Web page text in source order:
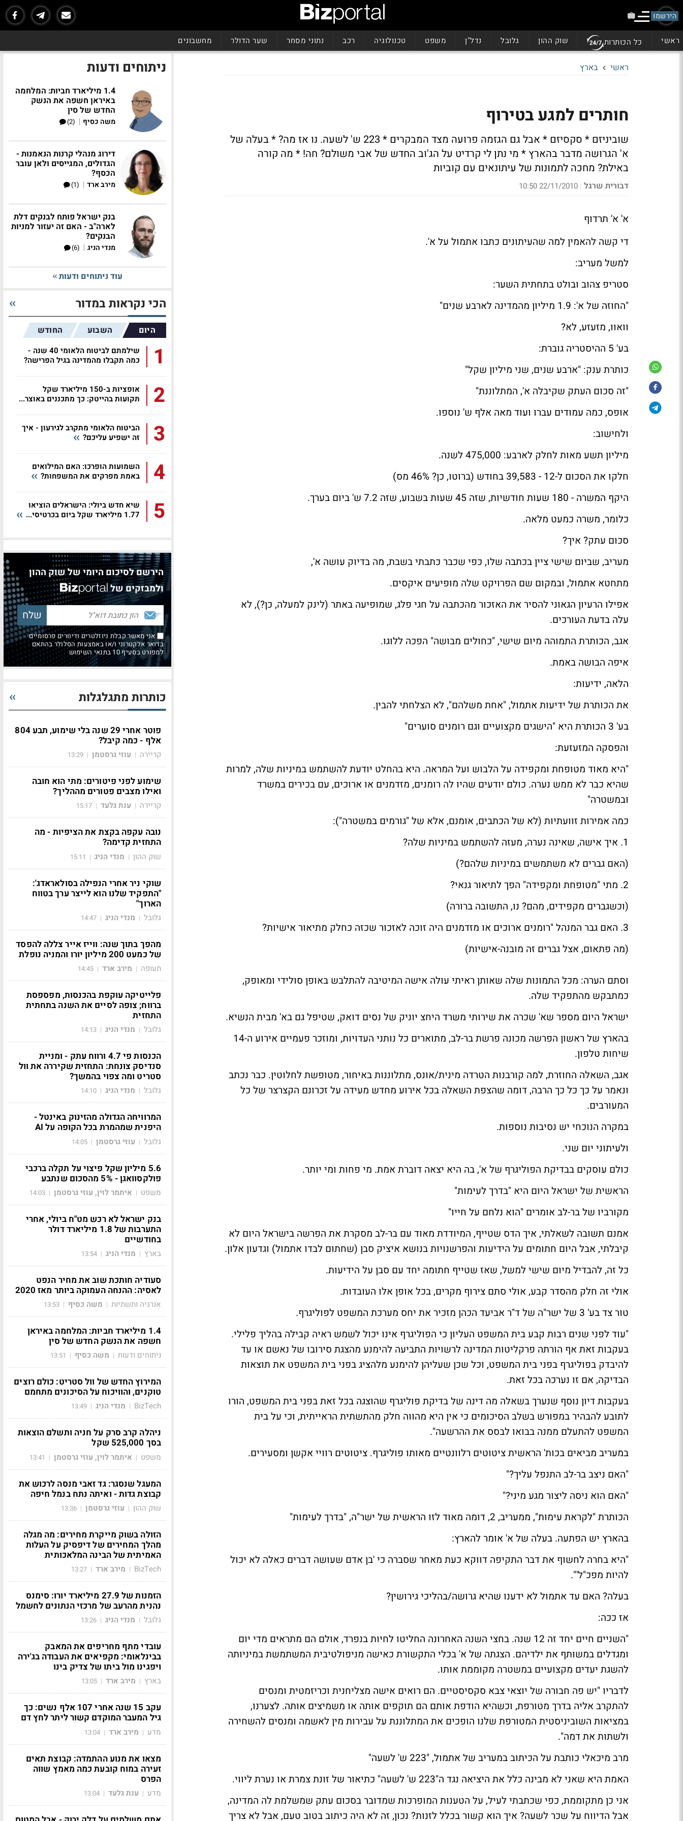
הירשמו
ראשי כל הכותרות שוק ההון גלובל נדל"ן משפט טכנולוגיה רכב נתוני מסחר שער הדולר מחשבונים
ראשי בארץ
חותרים למגע בטירוף
שוביניזם * סקסיזם * אבל גם הגזמה פרועה מצד המבקרים * 223 ש' לשעה. נו אז מה? * בעלה של
א' הגרושה מדבר בהארץ * מי נתן לי קרדיט על הג'וב החדש של אבי משולם? חה! * מה קורה
באילת? מחכה לתמונות של עיתונאים עם קוביות
דבורית שרגל |
22/11/2010 10:50
א' א' תרדוף
די קשה להאמין למה שהעיתונים כתבו אתמול על א'.
למשל מעריב:
סטריפ צהוב ובולט בתחתית השער:
"החוזה של א': 1.9 מיליון מהמדינה לארבע שנים"
וואוו, מזעזע, לא?
בע' 5 ההיסטריה גוברת:
כותרת ענק: "ארבע שנים, שני מיליון שקל"
"זה סכום העתק שקיבלה א', המתלוננת"
אופס, כמה עמודים עברו ועוד מאה אלף ש' נוספו.
ולחישוב:
מיליון תשע מאות לחלק לארבע: 475,000 לשנה.
חלקו את הסכום ל-12 - 39,583 בחודש (ברוטו, כן? 46% מס)
היקף המשרה - 180 שעות חודשיות, שזה 45 שעות בשבוע, שזה 7.2 ש' ביום בערך.
כלומר, משרה כמעט מלאה.
סכום עתק? איך?
מעריב, שביום שישיציין בכתבה שלו, כפי שכבר כתבתי בשבת, מה בדיוק עושה א',
מתחטא אתמול, ובמקום שם הפרויקט שלה מופיעים איקסים.
אפילו הרעיון הגאוני להסיר את האזכור מהכתבה על חגי פלג, שמופיעה באתר (לינק למעלה, כן?), לא
עלה בדעת העורכים.
אגב, הכותרת התמוהה מיום שישי, "כחולים מבושה" הפכה ללוגו.
איפה הבושה באמת.
הלאה, ידיעות:
את הכותרת של ידיעות אתמול, "אחת משלהם", לא הצלחתי להבין.
בע' 3 הכותרת היא "הישגים מקצועיים וגם רומנים סוערים"
והפסקה המזעזעת:
"היא מאוד מטופחת ומקפידה על הלבוש ועל המראה. היא בהחלט יודעת להשתמש במיניות שלה, למרות
שהיא כבר לא ממש נערה. כולם יודעים שהיו לה רומנים, מזדמנים או ארוכים, עם בכירים במשרד
ובמשטרה"
כמה אמירות זוועתיות (לא של הכתבים, אומנם, אלא של "גורמים במשטרה"):
1. איך אישה, שאינה נערה, מעזה להשתמש במיניות שלה?
(האם גברים לא משתמשים במיניות שלהם?)
2. מתי "מטופחת ומקפידה" הפך לתיאור גנאי?
(וכשגברים מקפידים, מהם? נו, התשובה ברורה)
3. האם גבר המנהל "רומנים ארוכים או מזדמנים היה זוכה לאזכור שכזה כחלק מתיאור אישיות?
(מה פתאום, אצל גברים זה מובנה-אישיות)
וסתם הערה: מכל התמונות שלה שאותן ראיתי עולה אישה המיטיבה להתלבש באופן סולידי ומאופק,
כמתבקש מהתפקיד שלה.
ישראל היום מספר שא' שכרה את שירותי משרד היחצ יוניק של נסים דואק, שטיפל גם בא' מבית הנשיא.
בהארץ
של ראשון הפרשה מכונה פרשת בר-לב, מתוארים כל נותני העדויות, ומוזכר פעמיים אירוע ה-14
שיחות טלפון.
אגב, השאלה החוזרת, למה קורבנות הטרדה מינית/אונס, מתלוננות באיחור, מטופשת לחלוטין. כבר נכתב
ונאמר על כך כל כך הרבה, דומה שהצפת השאלה בכל אירוע מחדש מעידה על זכרונם הקצרצר של כל
המעורבים.
במקרה הנוכחי יש נסיבות נוספות.
ולעיתוני יום שני.
כולם עוסקים בבדיקת הפוליגרף של א', בה היא יצאה דוברת אמת. מי פחות ומי יותר.
הראשית של ישראל היום היא "בדרך לעימות"
מקורביו של בר-לב אומרים "הוא נלחם על חייו"
אמנם תשובה לשאלתי, איך הדס שטייף, המיודדת מאוד עם בר-לב מסקרת את הפרשה בישראל היום לא
קיבלתי, אבל היום חתומים על הידיעות והפרשנויות בנושא איציק סבן (שחתום לבדו אתמול) וגדעון אלון.
כל זה, להבדיל מיום שישי למשל, שאז שטייף חתומה יחד עם סבן על הידיעות.
אולי זה חלק מהסדר קבע, אולי סתם צירוף מקרים, בכל אופן אלו העובדות.
טור צד בע' 3 של ישר"ה של ד"ר
אביעד הכהן מזכיר את יחס מערכת המשפט לפוליגרף.
"עוד לפני שנים רבות קבע בית המשפט העליון כי הפוליגרף אינו יכול לשמש ראיה קבילה בהליך פלילי.
בעקבות זאת אף הורתה פרקליטות המדינה לרשויות התביעה להימנע מהצגת סירובו של נאשם או עד
להיבדק בפוליגרף בפני בית המשפט, וכל שכן שעליהן להימנע מלהציג בפני בית המשפט את תוצאות
הבדיקה, אם זו נערכה בכל זאת.
בעקבות דיון נוסף שנערך בשאלה מה דינה של בדיקת פוליגרף שהוצגה בכל זאת בפני בית המשפט, הורו
לתובע להבהיר במפורש בשלב הסיכומים כי אין היא מהווה חלק מהתשתית הראייתית, וכי על בית
המשפט להתעלם ממנה בבואו לבסס את ההרשעה".
במעריב מביאים בכות' הראשית ציטוטים רלוונטיים מאותו פוליגרף. ציטוטים רוויי אקשן ומסעירים.
"האם ניצב בר-לב התנפל עליך?"
"האם הוא ניסה ליצור מגע מיני?"
הכותרת "לקראת עימות", ממעריב, 2, דומה מאוד לזו הראשית של ישר"ה, "בדרך לעימות"
בהארץ יש הפתעה. בעלה של א' אומר להארץ:
"היא בחרה לחשוף את דבר התקיפה דווקא כעת מאחר שסברה כי 'בן אדם שעושה דברים כאלה לא יכול
להיות מפכ"ל'".
בעלה? האם עד אתמול לא ידענו שהיא גרושה/בהליכי גירושין?
אז ככה:
"השניים חיים יחד זה 12 שנה. בחצי השנה האחרונה החליטו לחיות בנפרד, אולם הם מתראים מדי יום
ומגדלים במשותף את ילדיהם. הצגתה של א' בכלי התקשורת כאישה מניפולטיבית המשתמשת במיניותה
להשגת יעדים מקצועיים במשטרה מקוממת אותו.
לדבריו "יש פה חבורה של יוצאי צבא סקסיסטיים. הם רואים אישה מצליחנית וכריזמטית ומנסים
להתקרב אליה בדרך מטורפת, וכשהיא הודפת אותם הם תוקפים אותה או משמיצים אותה. לצערנו,
במציאות השוביניסטית המטורפת שלנו הופכים את המתלוננת על עבירות מין לאשמה ומנסים להשחירה
ולשתות את דמה".
מרב מיכאלי כותבת על הכיתוב במעריב של אתמול, "223 ש' לשעה"
האמת היא שאני לא מבינה כלל את היציאה נגד ה"223 ש'
לשעה" כתיאור של זונת צמרת או נערת ליווי.
אני כן מתקוממת, כפי שכתבתי לעיל, על הטענות המופרכות שמדובר בסכום עתק שמשלמת לה המדינה,
אבל הדיווח על שכר לשעה? איך הוא קשור בכלל לזנות? נכון, זה לא היה כיתוב בטוב טעם, אבל לא צריך
ניתוחים ודעות
1.4 מיליארד חביות: המלחמה
באיראן חשפה את הנשק
החדש של סין
משה כסיף |
(2)
דירוג מנהלי קרנות הנאמנות -
הגדולים, המגייסים ולאן עובר
הכסף?
מירב ארד |
(1)
בנק ישראל פותח לבנקים דלת
לארה"ב - האם זה יעזור למניות
הבנקים?
מנדי הניג |
(6)
עוד ניתוחים ודעות
הכי נקראות במדור
היום השבוע החודש
1
שילמתם לביטוח הלאומי 40 שנה -
כמה תקבלו מהמדינה בגיל הפרישה?
2
אופציות ב-150 מיליארד שקל
תקועות בהייטק: כך מתכננים באוצר...
3
הביטוח הלאומי מתקרב לגירעון - איך
זה ישפיע עליכם?
4
השמועות הופרכו: האם המילואים
באמת מפרקים את המשפחות?
5
שיא חדש ביולי: הישראלים הוציאו
1.77 מיליארד שקל ביום בכרטיסי...
הירשם לסיכום היומי של שוק ההון
ולמבזקים של
אני מאשר קבלת ניוזלטרים ודיוורים פרסומיים
בדואר אלקטרוני ו/או באמצעות הסלולר בהתאם
למפורט בסעיף 10 בתנאי השימוש
כותרות מתגלגלות
פוטר אחרי 29 שנה בלי שימוע, תבע 804
אלף - כמה קיבל?
קריירה | עוזי גרסטמן |
13:29
שימוע לפני פיטורים: מתי הוא חובה
ואילו מצבים פטורים מההליך?
קריירה | ענת גלעד |
15:17
נובה עקפה בקצת את הציפיות - מה
התחזית קדימה?
שוק ההון | מנדי הניג |
15:11
שוקי ניר אחרי הנפילה בסולאראדג':
"התפקיד שלנו הוא לייצר ערך בטווח
הארוך"
גלובל | מנדי הניג |
14:47
מהפך בתוך שנה: ווייז אייר צללה להפסד
של כמעט 200 מיליון יורו והמניה נופלת
תעופה | מירב ארד |
14:45
פלייטיקה עוקפת בהכנסות, מפספסת
ברווח; צופה לסיים את השנה בתחתית
התחזית
גלובל | מנדי הניג |
14:13
הכנסות פי 4.7 ורווח עתק - ומניית
סנדיסק צונחת: התחזית שקיררה את וול
סטריט ומה צפוי בהמשך?
גלובל | מנדי הניג |
14:10
המרוויחה הגדולה מהזינוק באינטל -
היפנית שמהמרת בכל הקופה על AI
גלובל | עוזי גרסטמן |
14:05
5.6 מיליון שקל פיצוי על תקלה ברכבי
פולקסוואגן - 5% מהסכום שנתבע
משפט | איתמר לוין, עוזי גרסטמן |
14:03
בנק ישראל לא רכש מט"ח ביולי, אחרי
התערבות של 1.8 מיליארד דולר
בחודשיים
בארץ | מנדי הניג |
13:54
סעודיה חותכת שוב את מחיר הנפט
לאסיה: ההנחה העמוקה ביותר מאז 2020
אנרגיה ותשתיות | משה כסיף |
13:53
1.4 מיליארד חביות: המלחמה באיראן
חשפה את הנשק החדש של סין
ניתוחים ודעות | משה כסיף |
13:51
המירוץ החדש של וול סטריט: כולם רוצים
טוקנים, והוויכוח על הסיכונים מתחמם
BizTech
| מנדי הניג |
13:49
ניהלה קרב סרק על חניה ותשלם הוצאות
בסך 525,000 שקל
משפט | איתמר לוין, עוזי גרסטמן |
13:41
המעגל שנסגר: גד זאבי מנסה לרכוש את
קבוצת גדות - ואיתה נתח בנמל חיפה
שוק ההון | עוזי גרסטמן |
13:36
הזולה בשוק מייקרת מחירים: מה מגלה
מהלך המחירים של דיפסיק על העלות
האמיתית של הבינה המלאכותית
BizTech
| מירב ארד |
13:27
הזמנות של 27.9 מיליארד יורו: סימנס
נהנית מהרעב של מרכזי הנתונים לחשמל
גלובל | מנדי הניג |
13:26
עובדי מתף מחריפים את המאבק
בבינלאומי: מקפיאים את העבודה בג'ירה
ויפגינו מול ביתו של צדיק בינו
בארץ | מירב ארד |
13:05
עקב 15 שנה אחרי 107 אלף נשים: כך
גיל המעבר המוקדם קשור ליתר לחץ דם
מדע | מירב ארד |
13:04
מצאו את מנוע ההתמדה: קבוצת תאים
זעירה במוח קובעת כמה מאמץ שווה
הפרס
מדע | ענת גלעד |
13:04